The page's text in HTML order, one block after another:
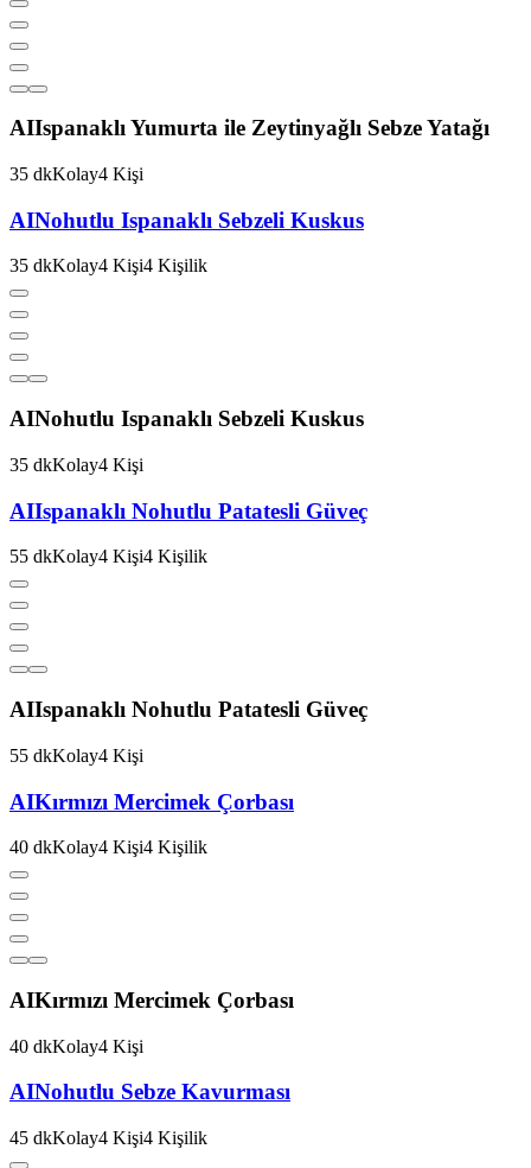
AIIspanaklı Yumurta ile Zeytinyağlı Sebze Yatağı
35 dkKolay4 Kişi
AINohutlu Ispanaklı Sebzeli Kuskus
35 dkKolay4 Kişi4 Kişilik
AINohutlu Ispanaklı Sebzeli Kuskus
35 dkKolay4 Kişi
AIIspanaklı Nohutlu Patatesli Güveç
55 dkKolay4 Kişi4 Kişilik
AIIspanaklı Nohutlu Patatesli Güveç
55 dkKolay4 Kişi
AIKırmızı Mercimek Çorbası
40 dkKolay4 Kişi4 Kişilik
AIKırmızı Mercimek Çorbası
40 dkKolay4 Kişi
AINohutlu Sebze Kavurması
45 dkKolay4 Kişi4 Kişilik